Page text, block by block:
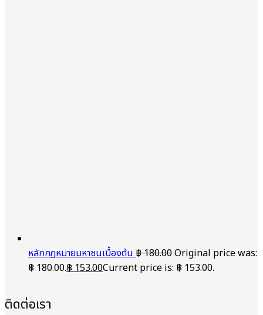
หลักกฎหมายมหาชนเบื้องต้น฿180.00Original price was:
฿ 180.00.฿153.00Current price is: ฿ 153.00.
ติดต่อเรา